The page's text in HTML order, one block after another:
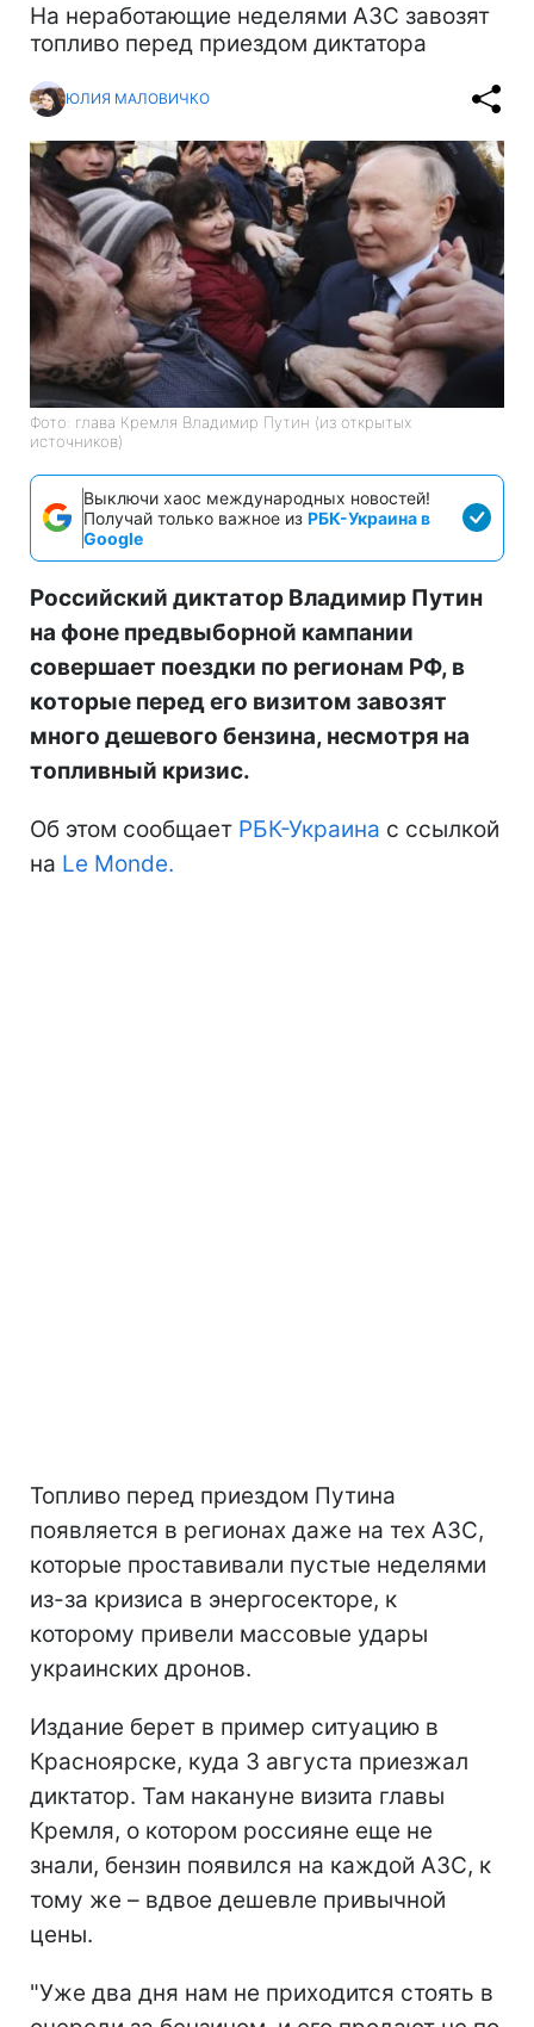
На неработающие неделями АЗС завозят
топливо перед приездом диктатора
ЮЛИЯ МАЛОВИЧКО
Фото: глава Кремля Владимир Путин (из открытых
источников)
Выключи хаос международных новостей!
Получай только важное из РБК-Украина в
Google
Российский диктатор Владимир Путин
на фоне предвыборной кампании
совершает поездки по регионам РФ, в
которые перед его визитом завозят
много дешевого бензина, несмотря на
топливный кризис.
Об этом сообщает РБК-Украина с ссылкой
на Le Monde.
Топливо перед приездом Путина
появляется в регионах даже на тех АЗС,
которые проставивали пустые неделями
из-за кризиса в энергосекторе, к
которому привели массовые удары
украинских дронов.
Издание берет в пример ситуацию в
Красноярске, куда 3 августа приезжал
диктатор. Там накануне визита главы
Кремля, о котором россияне еще не
знали, бензин появился на каждой АЗС, к
тому же – вдвое дешевле привычной
цены.
"Уже два дня нам не приходится стоять в